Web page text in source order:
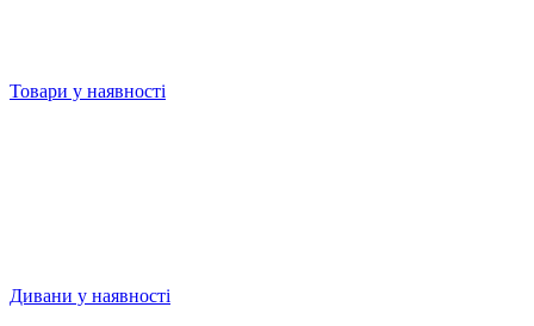
Товари у наявності
Дивани у наявності